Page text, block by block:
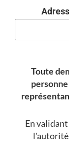
Toute
En
l'autorité